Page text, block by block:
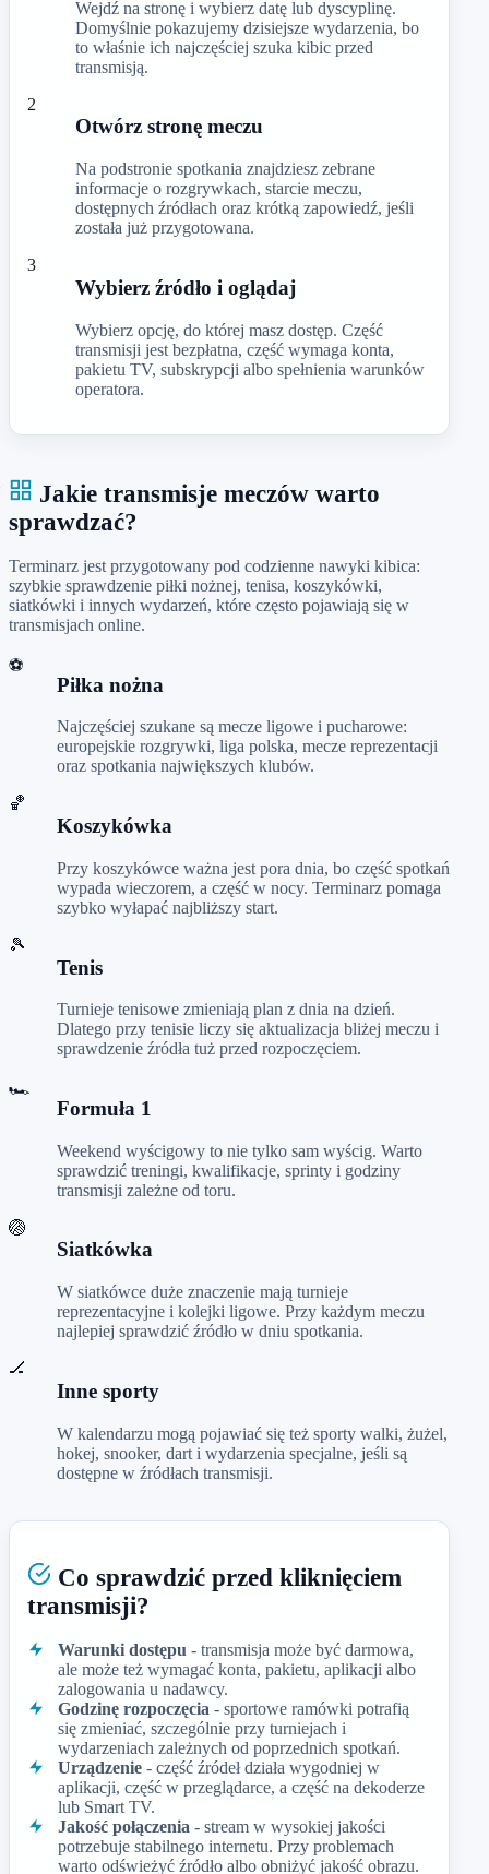
Wejdź na stronę i wybierz datę lub dyscyplinę.
Domyślnie pokazujemy dzisiejsze wydarzenia, bo
to właśnie ich najczęściej szuka kibic przed
transmisją.
2
Otwórz stronę meczu
Na podstronie spotkania znajdziesz zebrane
informacje o rozgrywkach, starcie meczu,
dostępnych źródłach oraz krótką zapowiedź, jeśli
została już przygotowana.
3
Wybierz źródło i oglądaj
Wybierz opcję, do której masz dostęp. Część
transmisji jest bezpłatna, część wymaga konta,
pakietu TV, subskrypcji albo spełnienia warunków
operatora.
Jakie transmisje meczów warto
sprawdzać?
Terminarz jest przygotowany pod codzienne nawyki kibica:
szybkie sprawdzenie piłki nożnej, tenisa, koszykówki,
siatkówki i innych wydarzeń, które często pojawiają się w
transmisjach online.
⚽
Piłka nożna
Najczęściej szukane są mecze ligowe i pucharowe:
europejskie rozgrywki, liga polska, mecze reprezentacji
oraz spotkania największych klubów.
🏀
Koszykówka
Przy koszykówce ważna jest pora dnia, bo część spotkań
wypada wieczorem, a część w nocy. Terminarz pomaga
szybko wyłapać najbliższy start.
🎾
Tenis
Turnieje tenisowe zmieniają plan z dnia na dzień.
Dlatego przy tenisie liczy się aktualizacja bliżej meczu i
sprawdzenie źródła tuż przed rozpoczęciem.
🏎️
Formuła 1
Weekend wyścigowy to nie tylko sam wyścig. Warto
sprawdzić treningi, kwalifikacje, sprinty i godziny
transmisji zależne od toru.
🏐
Siatkówka
W siatkówce duże znaczenie mają turnieje
reprezentacyjne i kolejki ligowe. Przy każdym meczu
najlepiej sprawdzić źródło w dniu spotkania.
🏒
Inne sporty
W kalendarzu mogą pojawiać się też sporty walki, żużel,
hokej, snooker, dart i wydarzenia specjalne, jeśli są
dostępne w źródłach transmisji.
Co sprawdzić przed kliknięciem
transmisji?
Warunki dostępu - transmisja może być darmowa,
ale może też wymagać konta, pakietu, aplikacji albo
zalogowania u nadawcy.
Godzinę rozpoczęcia - sportowe ramówki potrafią
się zmieniać, szczególnie przy turniejach i
wydarzeniach zależnych od poprzednich spotkań.
Urządzenie - część źródeł działa wygodniej w
aplikacji, część w przeglądarce, a część na dekoderze
lub Smart TV.
Jakość połączenia - stream w wysokiej jakości
potrzebuje stabilnego internetu. Przy problemach
warto odświeżyć źródło albo obniżyć jakość obrazu.